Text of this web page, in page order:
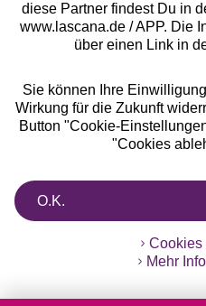
diese Partner findest Du in
www.lascana.de / APP. Die
über einen Link in
Sie können Ihre
Wirkung für die Zukunft
Button "Cookie-
"Cookies
O.K.
Cookies
Mehr